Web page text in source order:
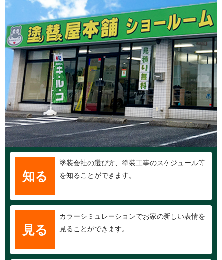
知る
塗装会社の選び方、塗装工事のスケジュール等
を知ることができます。
見る
カラーシミュレーションでお家の新しい表情を
見ることができます。